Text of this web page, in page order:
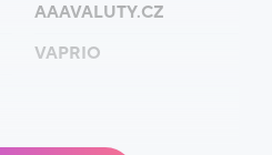
AAAVALUTY.CZ
VAPRIO